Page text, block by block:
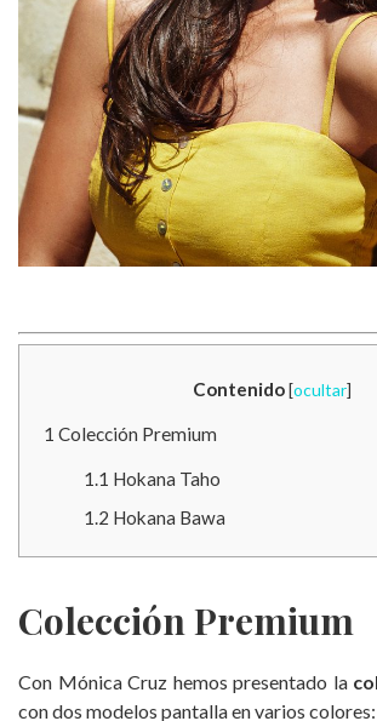
Contenido [ocultar]
1 Colección Premium
1.1 Hokana Taho
1.2 Hokana Bawa
Colección Premium
Con Mónica Cruz hemos presentado la
con dos modelos pantalla en varios colores: